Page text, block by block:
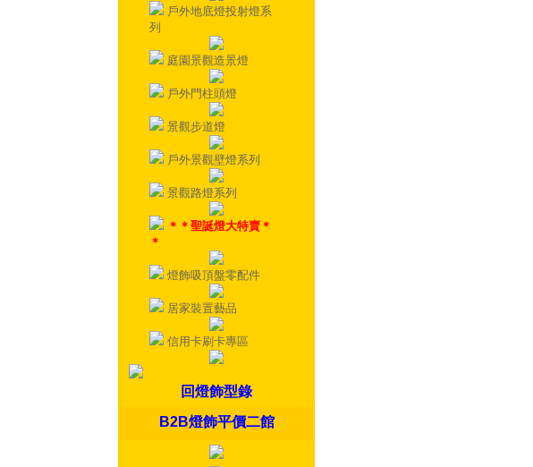
戶外地底燈投射燈系
列
庭園景觀造景燈
戶外門柱頭燈
景觀步道燈
戶外景觀壁燈系列
景觀路燈系列
＊＊聖誕燈大特賣＊
＊
燈飾吸頂盤零配件
居家裝置藝品
信用卡刷卡專區
回燈飾型錄
B2B燈飾平價二館